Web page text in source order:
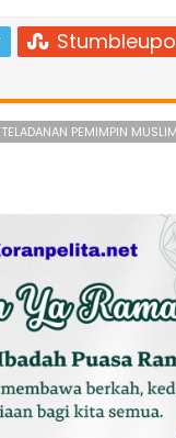
PEMIMPIN